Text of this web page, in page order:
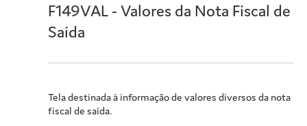
F149VAL - Valores da Nota Fiscal de
Saída
Tela destinada à informação de valores diversos da nota
fiscal de saída.